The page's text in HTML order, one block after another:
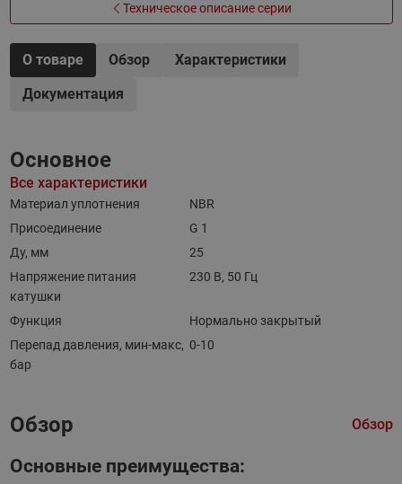
Техническое описание серии
О товаре Обзор
Характеристики
Документация
Основное
Все характеристики
Материал уплотнения
NBR
Присоединение
G 1
Ду, мм
25
Напряжение питания
катушки
230 В, 50 Гц
Функция
Нормально закрытый
Перепад давления, мин-макс,
бар
0-10
Обзор Обзор
Основные преимущества: